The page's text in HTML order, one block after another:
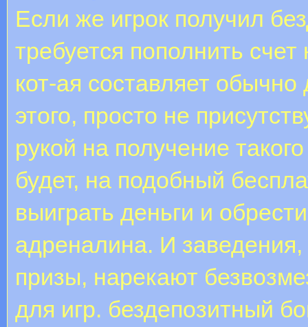
Если же игрок получил
требуется пополнить
кот-ая составляет
этого, просто не
рукой на получение
будет, на подобный
выиграть деньги и
адреналина. И
призы, нарекают
для игр. бездепозитный